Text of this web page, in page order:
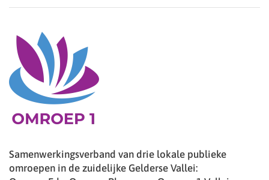
Samenwerkingsverband van drie lokale publieke
omroepen in de zuidelijke Gelderse Vallei: